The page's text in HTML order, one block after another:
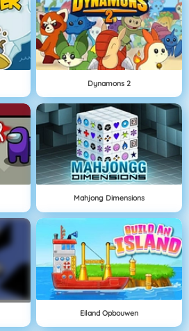
Dynamons 2
Mahjong Dimensions
Eiland Opbouwen